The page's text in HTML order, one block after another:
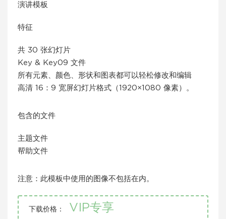
演讲模板
特征
共 30 张幻灯片
Key & Key09 文件
所有元素、颜色、形状和图表都可以轻松修改和编辑
高清 16：9 宽屏幻灯片格式（1920×1080 像素）。
包含的文件
主题文件
帮助文件
注意：此模板中使用的图像不包括在内。
下载价格： VIP专享